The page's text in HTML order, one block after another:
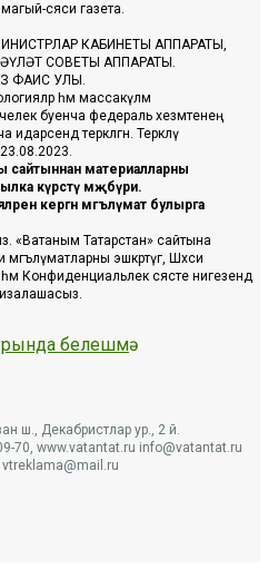
сәяси газета.
КАБИНЕТЫ АППАРАТЫ,
СОВЕТЫ АППАРАТЫ.
ФАИС УЛЫ.
һәм массакүләм
буенча федераль хезмәтенең
теркәлгән. Теркәлү
сайтыннан материалларны
күрсәтү мәҗбүри.
кергән мәгълүмат булырга
«Ватаным Татарстан» сайтына
мәгълүматларны эшкәртүгә, Шәхси
һәм Конфиденциальлек сәясәте нигезендә
белешмә
ш., Декабристлар ур., 2 й.
70, www.vatantat.ru info@vatantat.ru